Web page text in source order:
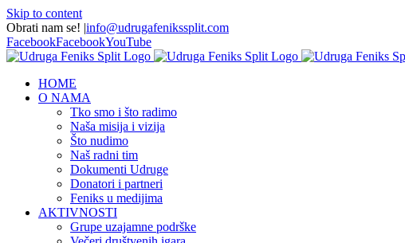
Skip to content
Obrati nam se! |info@udrugafenikssplit.com
FacebookFacebookYouTube
HOME
O NAMA
Tko smo i što radimo
Naša misija i vizija
Što nudimo
Naš radni tim
Dokumenti Udruge
Donatori i partneri
Feniks u medijima
AKTIVNOSTI
Grupe uzajamne podrške